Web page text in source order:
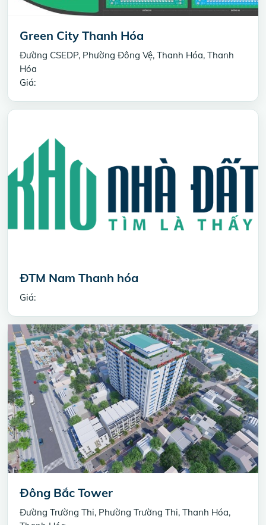
Green City Thanh Hóa
Đường CSEDP, Phường Đông Vệ, Thanh Hóa, Thanh
Hóa
Giá:
ĐTM Nam Thanh hóa
Giá:
Đông Bắc Tower
Đường Trường Thi, Phường Trường Thi, Thanh Hóa,